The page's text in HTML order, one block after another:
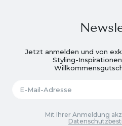
Jetzt anmelden und von
Styling-
Mit Ihrer Anmeldung